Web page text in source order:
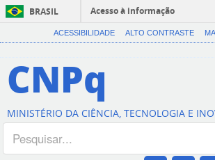
BRASIL
Acesso à informação
ACESSIBILIDADE ALTO CONTRASTE
CNPq
MINISTÉRIO DA CIÊNCIA, TECNOLOGIA E